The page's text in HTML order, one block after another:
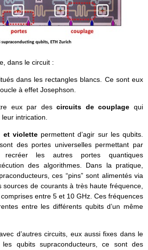
dans le circuit :
dans les rectangles blancs. Ce sont eux
à effet Josephson.
eux par descircuits de couplagequi
intrication.
et violette permettent d’agir sur les qubits.
des portes universelles permettant par
recréer les autres portes quantiques
des algorithmes. Dans la pratique,
ces “pins” sont alimentés via
sources de courants à très haute fréquence,
entre 5 et 10 GHz. Ces fréquences
entre les différents qubits d’un même
d’autres circuits, eux aussi fixes dans le
les qubits supraconducteurs, ce sont des